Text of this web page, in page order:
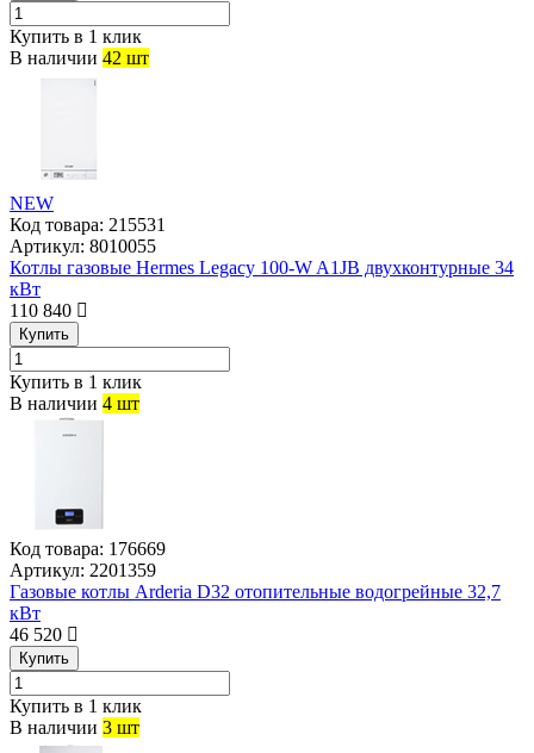
Купить в 1 клик
В наличии 42 шт
NEW
Код товара: 215531
Артикул: 8010055
Котлы газовые Hermes Legacy 100-W A1JB двухконтурные 34
кВт
110 840
Купить
Купить в 1 клик
В наличии 4 шт
Код товара: 176669
Артикул: 2201359
Газовые котлы Arderia D32 отопительные водогрейные 32,7
кВт
46 520
Купить
Купить в 1 клик
В наличии 3 шт